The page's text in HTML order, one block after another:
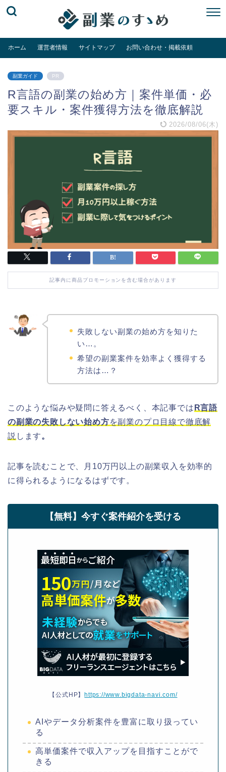
ホーム 運営者情報 サイトマップ お問い合わせ・掲載依頼
副業ガイド PR
R言語の副業の始め方｜案件単価・必
要スキル・案件獲得方法を徹底解説
2026/08/06(木)
記事内に商品プロモーションを含む場合があります
失敗しない副業の始め方を知りた
い…。
希望の副業案件を効率よく獲得する
方法は…？
このような悩みや疑問に答えるべく、本記事では R言語
の副業の失敗しない始め方を副業のプロ目線で徹底解
説 します。
記事を読むことで、月10万円以上の副業収入を効率的
に得られるようになるはずです。
【無料】今すぐ案件紹介を受ける
【公式HP】https://www.bigdata-navi.com/
AIやデータ分析案件を豊富に取り扱ってい
る
高単価案件で収入アップを目指すことがで
きる